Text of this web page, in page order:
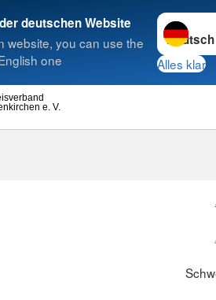
deutschen Website
website, you can use the
one
Sprache
Alles klar
e. V.
Suche